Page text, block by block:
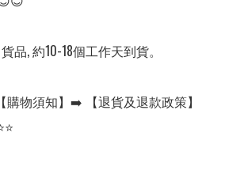
品, 約10-18個工作天到貨。
購物須知】➡️ 【退貨及退款政策】